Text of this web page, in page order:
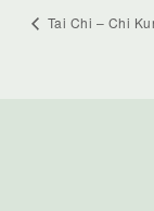
Tai Chi – Chi